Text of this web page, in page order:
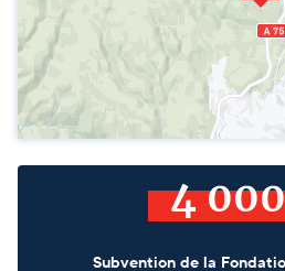
4
Subvention de la